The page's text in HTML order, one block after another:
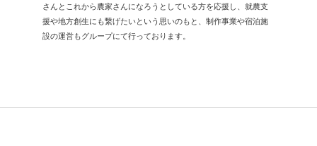
さんとこれから農家さんになろうとしている方を応援し、就農支
援や地方創生にも繋げたいという思いのもと、制作事業や宿泊施
設の運営もグループにて行っております。